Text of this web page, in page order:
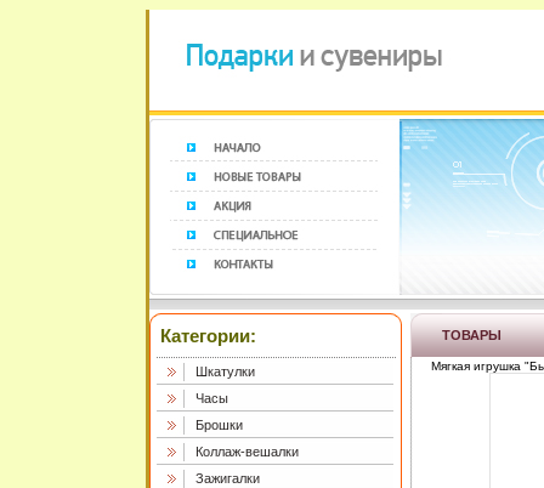
Категории:
Шкатулки
Часы
Брошки
Коллаж-вешалки
Зажигалки
ТОВАРЫ
Мягкая игрушка